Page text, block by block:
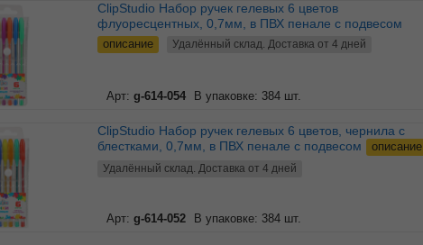
ClipStudio Набор ручек гелевых 6 цветов
флуоресцентных, 0,7мм, в ПВХ пенале с подвесом
описание Удалённый склад. Доставка от 4 дней
Арт: g-614-054 В упаковке: 384 шт.
ClipStudio Набор ручек гелевых 6 цветов, чернила с
блестками, 0,7мм, в ПВХ пенале с подвесом
описание
Удалённый склад. Доставка от 4 дней
Арт: g-614-052 В упаковке: 384 шт.